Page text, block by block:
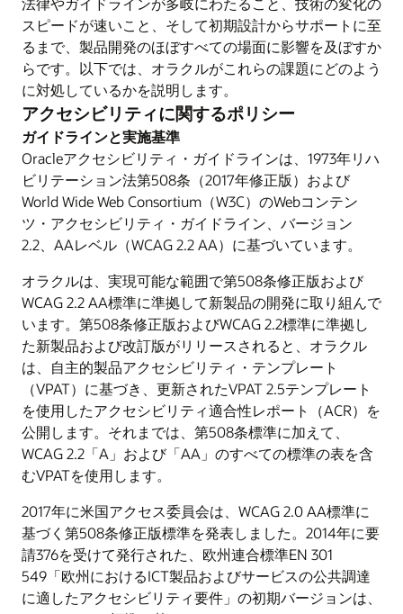
スピードが速いこと、そして初期設計からサポートに至
るまで、製品開発のほぼすべての場面に影響を及ぼすか
らです。以下では、オラクルがこれらの課題にどのよう
に対処しているかを説明します。
アクセシビリティに関するポリシー
ガイドラインと実施基準
Oracleアクセシビリティ・ガイドラインは、1973年リハ
ビリテーション法第508条（2017年修正版）および
World Wide Web Consortium（W3C）のWebコンテン
ツ・アクセシビリティ・ガイドライン、バージョン
2.2、AAレベル（WCAG 2.2 AA）に基づいています。
オラクルは、実現可能な範囲で第508条修正版および
WCAG 2.2 AA標準に準拠して新製品の開発に取り組んで
います。第508条修正版およびWCAG 2.2標準に準拠し
た新製品および改訂版がリリースされると、オラクル
は、自主的製品アクセシビリティ・テンプレート
（VPAT）に基づき、更新されたVPAT 2.5テンプレート
を使用したアクセシビリティ適合性レポート（ACR）を
公開します。それまでは、第508条標準に加えて、
WCAG 2.2「A」および「AA」のすべての標準の表を含
むVPATを使用します。
2017年に米国アクセス委員会は、WCAG 2.0 AA標準に
基づく第508条修正版標準を発表しました。2014年に要
請376を受けて発行された、欧州連合標準EN 301
549「欧州におけるICT製品およびサービスの公共調達
に適したアクセシビリティ要件」の初期バージョンは、